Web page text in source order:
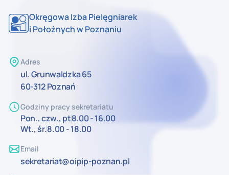
Okręgowa Izba Pielęgniarek
i Położnych w Poznaniu
Adres
ul. Grunwaldzka 65
60-312 Poznań
Godziny pracy sekretariatu
Pon., czw., pt8.00 - 16.00
Wt., śr.8.00 - 18.00
Email
sekretariat@oipip-poznan.pl